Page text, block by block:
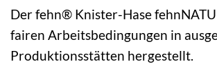
Der fehn® Knister-Hase
fairen Arbeitsbedingungen in
Produktionsstätten hergestellt.